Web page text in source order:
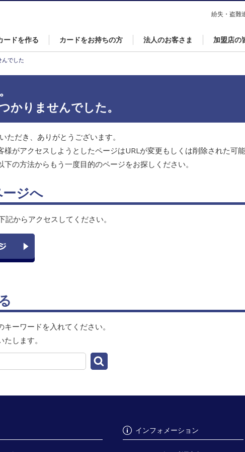
紛失・盗難
ードを作る カードをお持ちの方 法人のお客さま 加盟店の
んでした
かりませんでした。
ただき、ありがとうございます。
がアクセスしようとしたページはURLが変更もしくは削除された可
の方法からもう一度目的のページをお探しください。
ジへ
からアクセスしてください。
ーワードを入れてください。
します。
インフォメーション